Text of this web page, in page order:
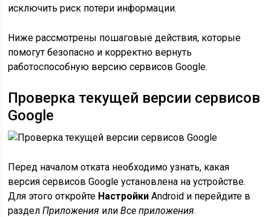
исключить риск потери информации.
Ниже рассмотрены пошаговые действия, которые
помогут безопасно и корректно вернуть
работоспособную версию сервисов Google.
Проверка текущей версии сервисов
Google
Перед началом отката необходимо узнать, какая
версия сервисов Google установлена на устройстве.
Для этого откройте Настройки Android и перейдите в
разделПриложения илиВсе приложения.